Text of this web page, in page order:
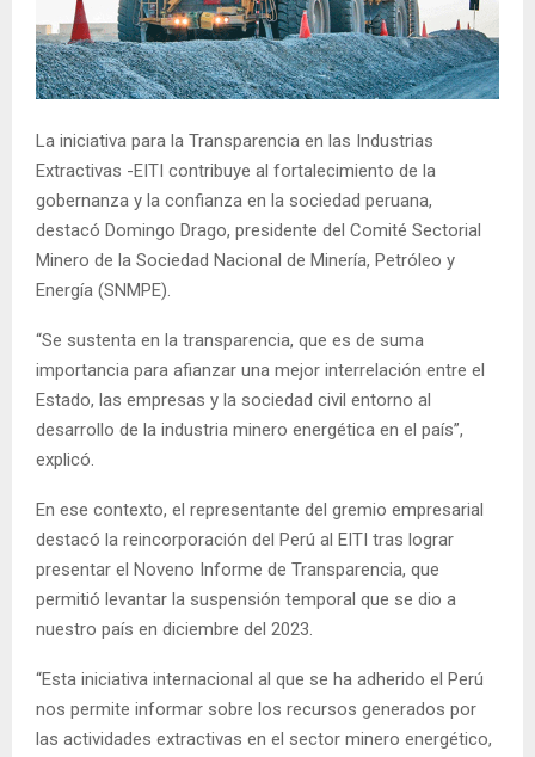
La iniciativa para la Transparencia en las Industrias
Extractivas -EITI contribuye al fortalecimiento de la
gobernanza y la confianza en la sociedad peruana,
destacó Domingo Drago, presidente del Comité Sectorial
Minero de la Sociedad Nacional de Minería, Petróleo y
Energía (SNMPE).
“Se sustenta en la transparencia, que es de suma
importancia para afianzar una mejor interrelación entre el
Estado, las empresas y la sociedad civil entorno al
desarrollo de la industria minero energética en el país”,
explicó.
En ese contexto, el representante del gremio empresarial
destacó la reincorporación del Perú al EITI tras lograr
presentar el Noveno Informe de Transparencia, que
permitió levantar la suspensión temporal que se dio a
nuestro país en diciembre del 2023.
“Esta iniciativa internacional al que se ha adherido el Perú
nos permite informar sobre los recursos generados por
las actividades extractivas en el sector minero energético,